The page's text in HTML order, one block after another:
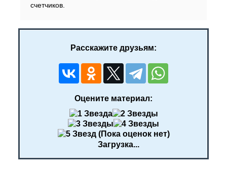
счетчиков.
Расскажите друзьям:
Оцените материал:
(Пока оценок нет)
Загрузка...